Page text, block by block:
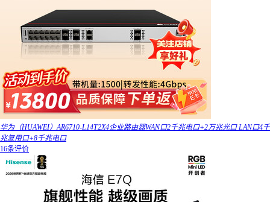
华为（HUAWEI）AR6710-L14T2X4企业路由器WAN口2千兆电口+2万兆光口 LAN口4千
兆复用口+8千兆电口
16条评价